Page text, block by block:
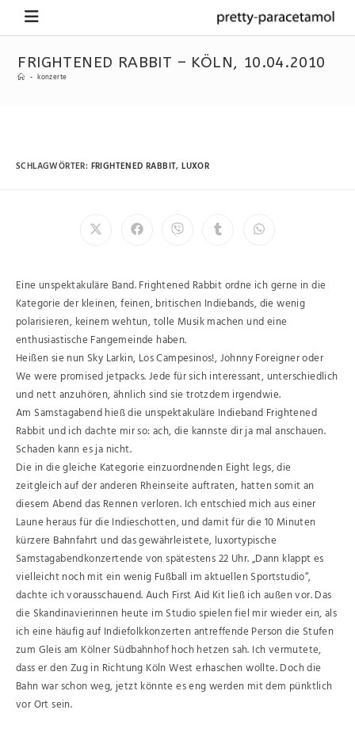
FRIGHTENED RABBIT – KÖLN, 10.04.2010
- konzerte
SCHLAGWÖRTER: FRIGHTENED RABBIT, LUXOR
Eine unspektakuläre Band. Frightened Rabbit ordne ich gerne in die
Kategorie der kleinen, feinen, britischen Indiebands, die wenig
polarisieren, keinem wehtun, tolle Musik machen und eine
enthusiastische Fangemeinde haben.
Heißen sie nun Sky Larkin, Los Campesinos!, Johnny Foreigner oder
We were promised jetpacks. Jede für sich interessant, unterschiedlich
und nett anzuhören, ähnlich sind sie trotzdem irgendwie.
Am Samstagabend hieß die unspektakuläre Indieband Frightened
Rabbit und ich dachte mir so: ach, die kannste dir ja mal anschauen.
Schaden kann es ja nicht.
Die in die gleiche Kategorie einzuordnenden Eight legs, die
zeitgleich auf der anderen Rheinseite auftraten, hatten somit an
diesem Abend das Rennen verloren. Ich entschied mich aus einer
Laune heraus für die Indieschotten, und damit für die 10 Minuten
kürzere Bahnfahrt und das gewährleistete, luxortypische
Samstagabendkonzertende von spätestens 22 Uhr. „Dann klappt es
vielleicht noch mit ein wenig Fußball im aktuellen Sportstudio“,
dachte ich vorausschauend. Auch First Aid Kit ließ ich außen vor. Das
die Skandinavierinnen heute im Studio spielen fiel mir wieder ein, als
ich eine häufig auf Indiefolkkonzerten antreffende Person die Stufen
zum Gleis am Kölner Südbahnhof hoch hetzen sah. Ich vermutete,
dass er den Zug in Richtung Köln West erhaschen wollte. Doch die
Bahn war schon weg, jetzt könnte es eng werden mit dem pünktlich
vor Ort sein.